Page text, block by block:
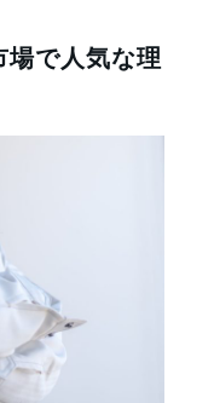
で人気な理